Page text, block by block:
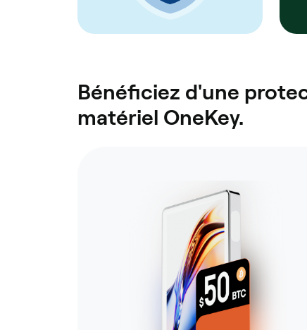
Bénéficiez d'une
matériel OneKey.